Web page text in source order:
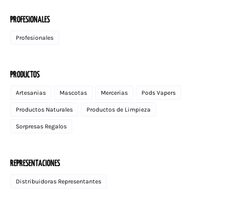
PROFESIONALES
Profesionales
PRODUCTOS
Artesanias Mascotas Mercerias Pods Vapers
Productos Naturales Productos de Limpieza
Sorpresas Regalos
REPRESENTACIONES
Distribuidoras Representantes